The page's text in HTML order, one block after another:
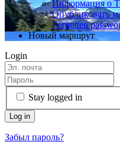
Информация о
Опубликовать
Forgotten
Новый маршрут
Login
Stay logged in
Забыл пароль?